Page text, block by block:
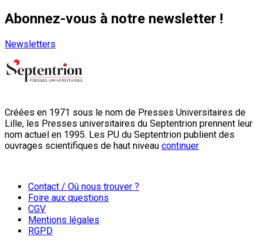
Abonnez-vous à notre newsletter !
Newsletters
Créées en 1971 sous le nom de Presses Universitaires de
Lille, les Presses universitaires du Septentrion prennent leur
nom actuel en 1995. Les PU du Septentrion publient des
ouvrages scientifiques de haut niveau continuer
Contact / Où nous trouver ?
Foire aux questions
CGV
Mentions légales
RGPD